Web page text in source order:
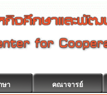
ษา คณาจารย์